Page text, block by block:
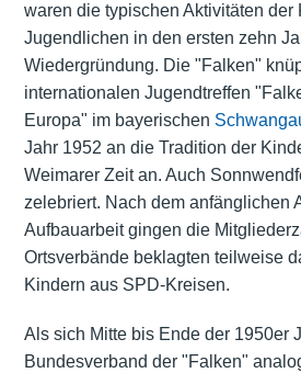
waren die typischen Aktivitäten der
Jugendlichen in den ersten zehn
Wiedergründung. Die "Falken"
internationalen Jugendtreffen
Europa" im bayerischen
Jahr 1952 an die Tradition der
Weimarer Zeit an. Auch
zelebriert. Nach dem anfänglichen
Aufbauarbeit gingen die
Ortsverbände beklagten teilweise
Kindern aus SPD-Kreisen.
Als sich Mitte bis Ende der 1950er
Bundesverband der "Falken"